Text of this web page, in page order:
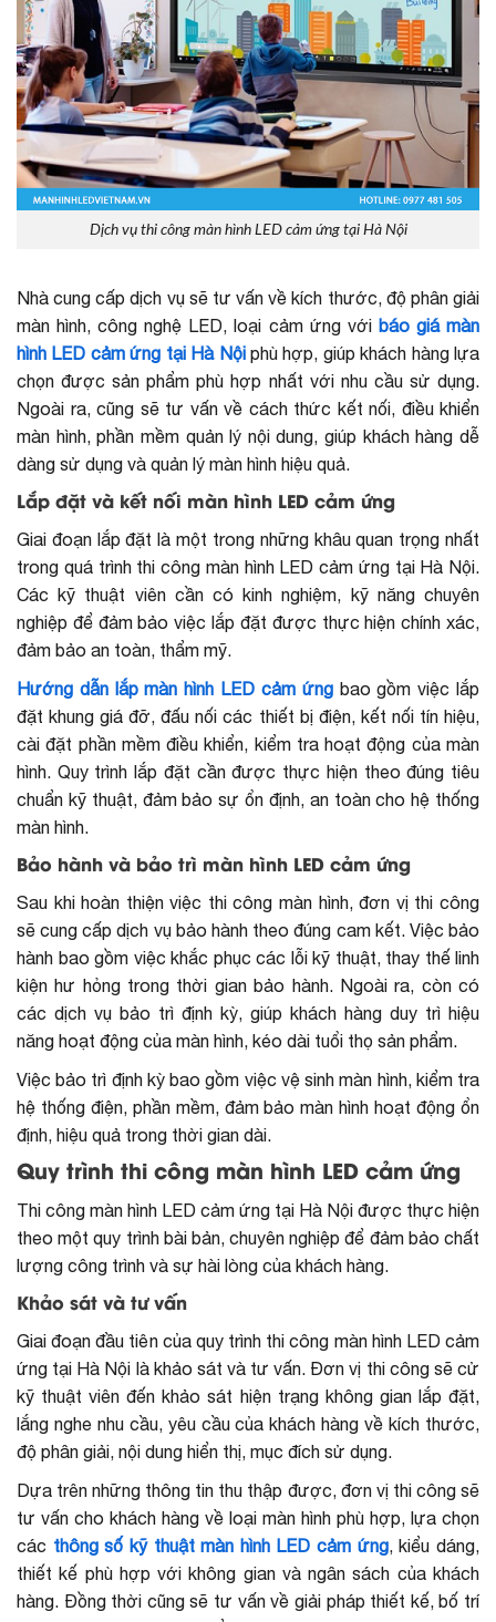
Dịch vụ thi công màn hình LED cảm ứng tại Hà Nội
Nhà cung cấp dịch vụ sẽ tư vấn về kích thước, độ phân giải
màn hình, công nghệ LED, loại cảm ứng với báo giá màn
hình LED cảm ứng tại Hà Nộiphù hợp, giúp khách hàng lựa
chọn được sản phẩm phù hợp nhất với nhu cầu sử dụng.
Ngoài ra, cũng sẽ tư vấn về cách thức kết nối, điều khiển
màn hình, phần mềm quản lý nội dung, giúp khách hàng dễ
dàng sử dụng và quản lý màn hình hiệu quả.
Lắp đặt và kết nối màn hình LED cảm ứng
Giai đoạn lắp đặt là một trong những khâu quan trọng nhất
trong quá trình thi công màn hình LED cảm ứng tại Hà Nội.
Các kỹ thuật viên cần có kinh nghiệm, kỹ năng chuyên
nghiệp để đảm bảo việc lắp đặt được thực hiện chính xác,
đảm bảo an toàn, thẩm mỹ.
Hướng dẫn lắp màn hình LED cảm ứngbao gồm việc lắp
đặt khung giá đỡ, đấu nối các thiết bị điện, kết nối tín hiệu,
cài đặt phần mềm điều khiển, kiểm tra hoạt động của màn
hình. Quy trình lắp đặt cần được thực hiện theo đúng tiêu
chuẩn kỹ thuật, đảm bảo sự ổn định, an toàn cho hệ thống
màn hình.
Bảo hành và bảo trì màn hình LED cảm ứng
Sau khi hoàn thiện việc thi công màn hình, đơn vị thi công
sẽ cung cấp dịch vụ bảo hành theo đúng cam kết. Việc bảo
hành bao gồm việc khắc phục các lỗi kỹ thuật, thay thế linh
kiện hư hỏng trong thời gian bảo hành. Ngoài ra, còn có
các dịch vụ bảo trì định kỳ, giúp khách hàng duy trì hiệu
năng hoạt động của màn hình, kéo dài tuổi thọ sản phẩm.
Việc bảo trì định kỳ bao gồm việc vệ sinh màn hình, kiểm tra
hệ thống điện, phần mềm, đảm bảo màn hình hoạt động ổn
định, hiệu quả trong thời gian dài.
Quy trình thi công màn hình LED cảm ứng
Thi công màn hình LED cảm ứng tại Hà Nội được thực hiện
theo một quy trình bài bản, chuyên nghiệp để đảm bảo chất
lượng công trình và sự hài lòng của khách hàng.
Khảo sát và tư vấn
Giai đoạn đầu tiên của quy trình thi công màn hình LED cảm
ứng tại Hà Nội là khảo sát và tư vấn. Đơn vị thi công sẽ cử
kỹ thuật viên đến khảo sát hiện trạng không gian lắp đặt,
lắng nghe nhu cầu, yêu cầu của khách hàng về kích thước,
độ phân giải, nội dung hiển thị, mục đích sử dụng.
Dựa trên những thông tin thu thập được, đơn vị thi công sẽ
tư vấn cho khách hàng về loại màn hình phù hợp, lựa chọn
các thông số kỹ thuật màn hình LED cảm ứng, kiểu dáng,
thiết kế phù hợp với không gian và ngân sách của khách
hàng. Đồng thời cũng sẽ tư vấn về giải pháp thiết kế, bố trí